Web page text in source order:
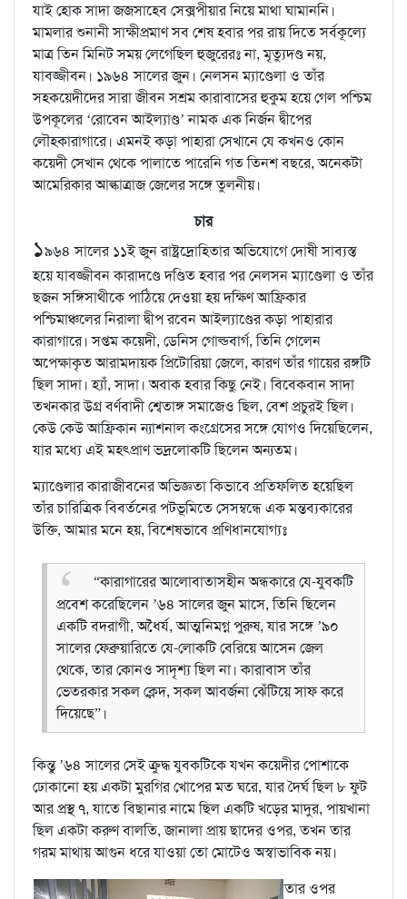
যাই হোক সাদা জজসাহেব সেক্সপীয়ার নিয়ে মাথা ঘামাননি।
মামলার শুনানী সাক্ষীপ্রমাণ সব শেষ হবার পর রায় দিতে সর্বকূল্যে
মাত্র তিন মিনিট সময় লেগেছিল হুজুরেরঃ না, মৃত্যুদণ্ড নয়,
যাবজ্জীবন। ১৯৬৪ সালের জুন। নেলসন ম্যাণ্ডেলা ও তাঁর
সহকয়েদীদের সারা জীবন সশ্রম কারাবাসের হুকুম হয়ে গেল পশ্চিম
উপকূলের ‘রোবেন আইল্যাণ্ড’ নামক এক নির্জন দ্বীপের
লৌহকারাগারে। এমনই কড়া পাহারা সেখানে যে কখনও কোন
কয়েদী সেখান থেকে পালাতে পারেনি গত তিনশ বছরে, অনেকটা
আমেরিকার আল্কাত্রাজ জেলের সঙ্গে তুলনীয়।
চার
১৯৬৪ সালের ১১ই জুন রাষ্ট্রদ্রোহিতার অভিযোগে দোষী সাব্যস্ত
হয়ে যাবজ্জীবন কারাদণ্ডে দণ্ডিত হবার পর নেলসন ম্যাণ্ডেলা ও তাঁর
ছজন সঙ্গিসাথীকে পাঠিয়ে দেওয়া হয় দক্ষিণ আফ্রিকার
পশ্চিমাঞ্চলের নিরালা দ্বীপ রবেন আইল্যাণ্ডের কড়া পাহারার
কারাগারে। সপ্তম কয়েদী, ডেনিস গোল্ডবার্গ, তিনি গেলেন
অপেক্ষাকৃত আরামদায়ক প্রিটোরিয়া জেলে, কারণ তাঁর গায়ের রঙ্গটি
ছিল সাদা। হ্যাঁ, সাদা। অবাক হবার কিছু নেই। বিবেকবান সাদা
তখনকার উগ্র বর্ণবাদী শ্বেতাঙ্গ সমাজেও ছিল, বেশ প্রচুরই ছিল।
কেউ কেউ আফ্রিকান ন্যাশনাল কংগ্রেসের সঙ্গে যোগও দিয়েছিলেন,
যার মধ্যে এই মহৎপ্রাণ ভদ্রলোকটি ছিলেন অন্যতম।
ম্যাণ্ডেলার কারাজীবনের অভিজ্ঞতা কিভাবে প্রতিফলিত হয়েছিল
তাঁর চারিত্রিক বিবর্তনের পটভূমিতে সেসম্বন্ধে এক মন্তব্যকারের
উক্তি, আমার মনে হয়, বিশেষভাবে প্রণিধানযোগ্যঃ
“কারাগারের আলোবাতাসহীন অন্ধকারে যে-যুবকটি
প্রবেশ করেছিলেন ’৬৪ সালের জুন মাসে, তিনি ছিলেন
একটি বদরাগী, অধৈর্য, আত্মনিমগ্ন পুরুষ, যার সঙ্গে ’৯০
সালের ফেব্রুয়ারিতে যে-লোকটি বেরিয়ে আসেন জেল
থেকে, তার কোনও সাদৃশ্য ছিল না। কারাবাস তাঁর
ভেতরকার সকল ক্লেদ, সকল আবর্জনা ঝেঁটিয়ে সাফ করে
দিয়েছে”।
কিন্তু ’৬৪ সালের সেই ক্রুদ্ধ যুবকটিকে যখন কয়েদীর পোশাকে
ঢোকানো হয় একটা মুরগির খোপের মত ঘরে, যার দৈর্ঘ ছিল ৮ ফুট
আর প্রস্থ ৭, যাতে বিছানার নামে ছিল একটি খড়ের মাদুর, পায়খানা
ছিল একটা করুণ বালতি, জানালা প্রায় ছাদের ওপর, তখন তার
গরম মাথায় আগুন ধরে যাওয়া তো মোটেও অস্বাভাবিক নয়।
তার ওপর